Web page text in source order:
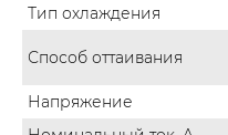
Тип охлаждения
Способ оттаивания
Напряжение